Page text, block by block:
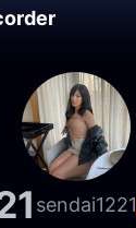
sendai1221